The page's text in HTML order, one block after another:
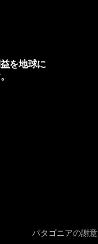
を地球に
パタゴニアの謝意